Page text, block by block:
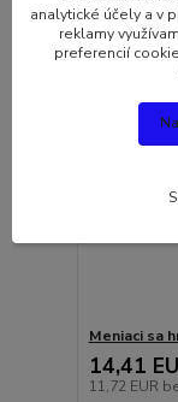
Meniaci sa
14,41
11,72 EUR
analytické účely a v
reklamy
preferencií